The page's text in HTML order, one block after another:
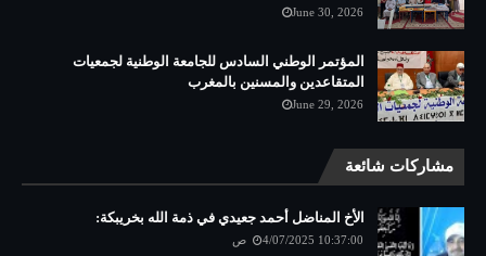
June 30, 2026
المؤتمر الوطني السادس للجامعة الوطنية لجمعيات
المتقاعدين والمسنين بالمغرب
June 29, 2026
مشاركات شائعة
الأخ المناضل أحمد جعيدي في ذمة الله بخريبكة:
4/07/2025 10:37:00 ص